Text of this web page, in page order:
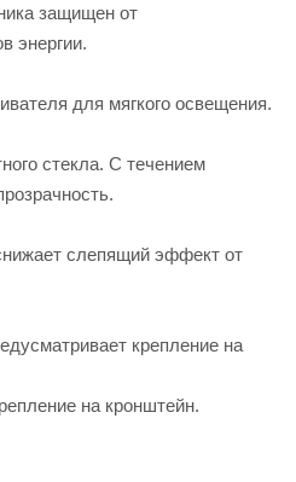
защищен от
энергии.
для мягкого освещения.
стекла. С течением
слепящий эффект от
крепление на
на кронштейн.